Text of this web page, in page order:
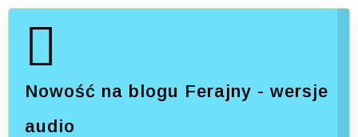
Nowość na blogu Ferajny - wersje
audio